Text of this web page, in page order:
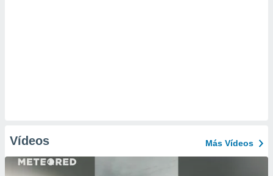
Vídeos Más Vídeos